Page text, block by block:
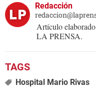
Redacción
Artículo
LA PRENSA.
Hospital Mario Rivas